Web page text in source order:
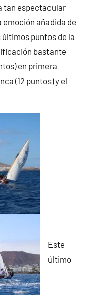
tan espectacular
añadida de
puntos de la
bastante
en primera
(12 puntos) y el
Este
último